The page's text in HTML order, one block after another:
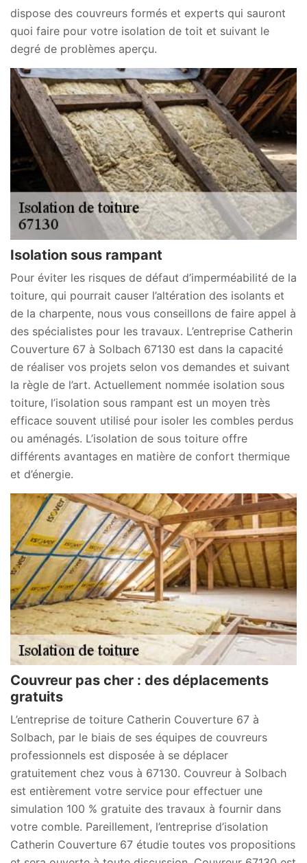
dispose des couvreurs formés et experts qui sauront
quoi faire pour votre isolation de toit et suivant le
degré de problèmes aperçu.
Isolation sous rampant
Pour éviter les risques de défaut d’imperméabilité de la
toiture, qui pourrait causer l’altération des isolants et
de la charpente, nous vous conseillons de faire appel à
des spécialistes pour les travaux. L’entreprise Catherin
Couverture 67 à Solbach 67130 est dans la capacité
de réaliser vos projets selon vos demandes et suivant
la règle de l’art. Actuellement nommée isolation sous
toiture, l’isolation sous rampant est un moyen très
efficace souvent utilisé pour isoler les combles perdus
ou aménagés. L’isolation de sous toiture offre
différents avantages en matière de confort thermique
et d’énergie.
Couvreur pas cher : des déplacements
gratuits
L’entreprise de toiture Catherin Couverture 67 à
Solbach, par le biais de ses équipes de couvreurs
professionnels est disposée à se déplacer
gratuitement chez vous à 67130. Couvreur à Solbach
est entièrement votre service pour effectuer une
simulation 100 % gratuite des travaux à fournir dans
votre comble. Pareillement, l’entreprise d’isolation
Catherin Couverture 67 étudie toutes vos propositions